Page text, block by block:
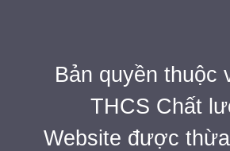
Bản quyền thuộc
THCS Chất
Website được